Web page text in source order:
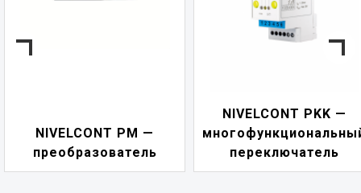
NIVELCONT PM —
преобразователь
NIVELCONT PKK —
переключатель